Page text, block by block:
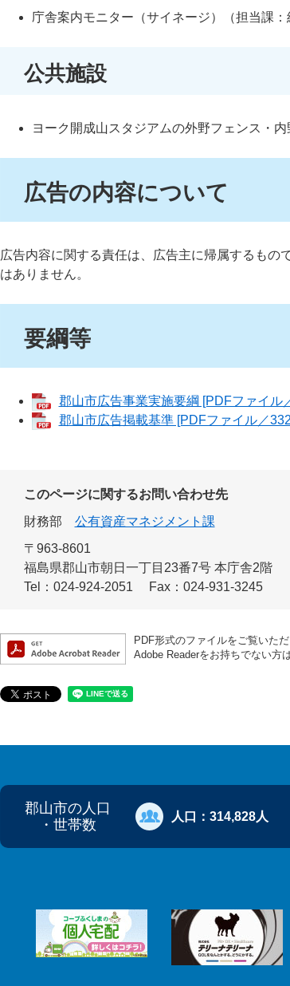
庁舎案内モニター（サイネージ）（担当課：
公共施設
ヨーク開成山スタジアムの外野フェンス・
広告の内容について
広告内容に関する責任は、広告主に帰属するもの
はありません。
要綱等
郡山市広告事業実施要綱 [PDFファイル
郡山市広告掲載基準 [PDFファイル／
このページに関するお問い合わせ先
財務部
公有資産マネジメント課
〒963-8601
福島県郡山市朝日一丁目23番7号 本庁舎2階
Tel：024-924-2051
Fax：024-931-3245
PDF形式のファイルをご覧いた
Adobe Readerをお持ちでない方
郡山市の人口
・世帯数
人口： 314,828人